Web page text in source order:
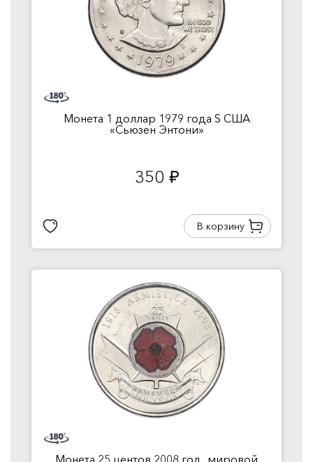
Монета 1 доллар 1979 года S США
«Сьюзен Энтони»
350 руб.
В корзину
Монета 25 центов 2008 год...мировой